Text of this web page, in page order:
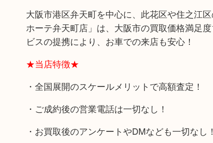
大阪市港区弁天町を中心に、此花区や住之江
ホーテ弁天町店」は、大阪市の買取価格満足
ビスの提携により、お車での来店も安心！
★当店特徴★
・全国展開のスケールメリットで高額査定！
・ご成約後の営業電話は一切なし！
・お買取後のアンケートやDMなども一切なし！